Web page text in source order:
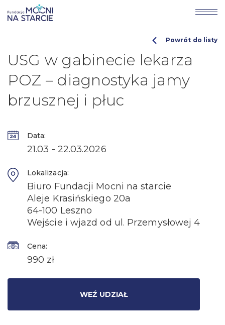
USG w gabinecie lekarza
POZ – diagnostyka jamy
brzusznej i płuc
Powrót do listy
Data:
21.03 - 22.03.2026
Lokalizacja:
Biuro Fundacji Mocni na starcie
Aleje Krasińskiego 20a
64-100 Leszno
Wejście i wjazd od ul. Przemysłowej 4
Cena:
990 zł
WEŹ UDZIAŁ